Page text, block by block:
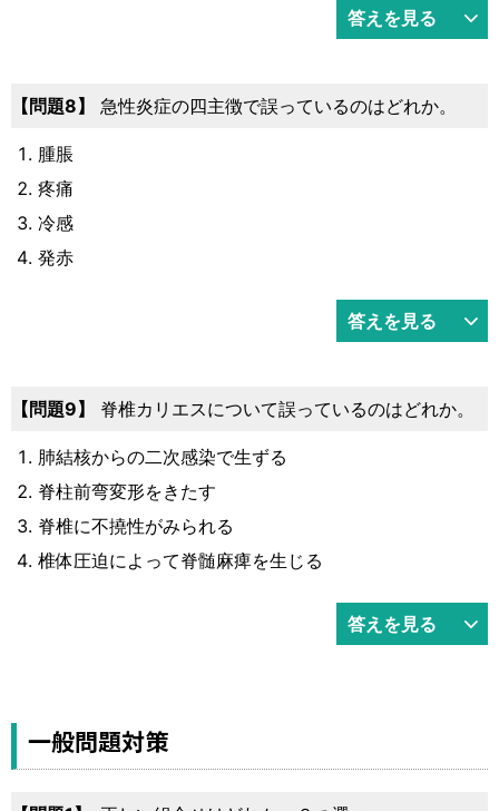
答えを見る
8 急性炎症の四主徴で誤っているのはどれか。
腫脹
疼痛
冷感
発赤
答えを見る
9 脊椎カリエスについて誤っているのはどれか。
肺結核からの二次感染で生ずる
脊柱前弯変形をきたす
脊椎に不撓性がみられる
椎体圧迫によって脊髄麻痺を生じる
答えを見る
一般問題対策